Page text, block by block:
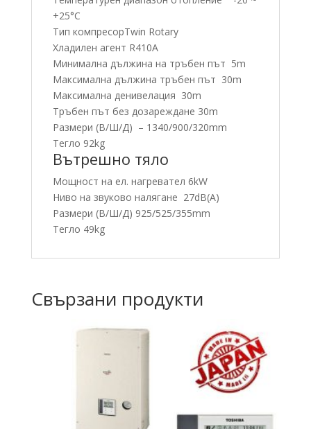
+25°C
Тип компресорTwin Rotary
Хладилен агент R410A
Минимална дължина на тръбен път 5m
Максимална дължина тръбен път 30m
Максимална денивелация 30m
Тръбен път без дозареждане 30m
Размери (В/Ш/Д) – 1340/900/320mm
Тегло 92kg
Вътрешно тяло
Мощност на ел. нагревател 6kW
Ниво на звуково налягане 27dB(A)
Размери (В/Ш/Д) 925/525/355mm
Тегло 49kg
Свързани продукти